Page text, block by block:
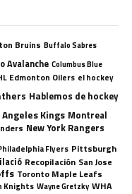
Bruins Buffalo Sabres
Avalanche Columbus Blue
Edmonton Oilers el hockey
Hablemos de hockey
Angeles Kings Montreal
New York Rangers
Flyers Pittsburgh
Recopilación San Jose
Toronto Maple Leafs
Knights Wayne Gretzky WHA